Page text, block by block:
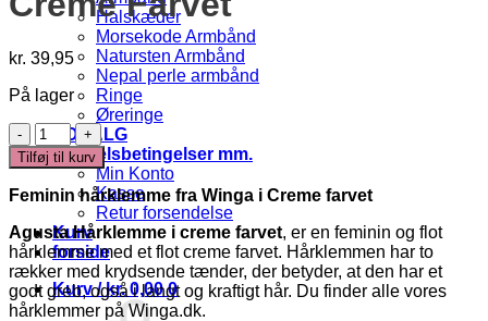
Halskæder
Morsekode Armbånd
Natursten Armbånd
Nepal perle armbånd
Ringe
Øreringe
UDSALG
Handelsbetingelser mm.
Min Konto
Kasse
Retur forsendelse
Kurv
forside
Kurv /kr.0,00 0
kr. 39,95
På lager
Agusta
-
Hårklemme
i
Creme
Farvet
antal
Tilføj til kurv
Feminin hårklemme fra Winga i Creme farvet
Agusta Hårklemme i creme farvet, er en feminin og flot
hårklemme med et flot creme farvet. Hårklemmen har to
rækker med krydsende tænder, der betyder, at den har et
godt greb, også i langt og kraftigt hår. Du finder alle vores
hårklemmer på Winga.dk.